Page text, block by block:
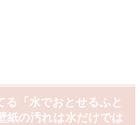
る「水でおとせるふと
紙の汚れは水だけでは